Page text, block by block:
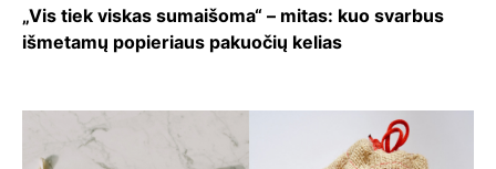
„Vis tiek viskas sumaišoma“ – mitas: kuo svarbus
išmetamų popieriaus pakuočių kelias